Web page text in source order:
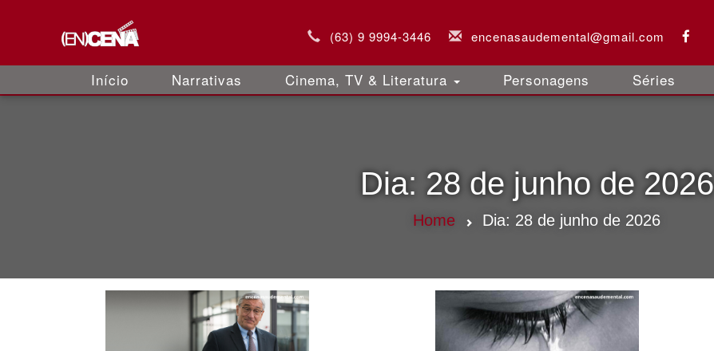
(63) 9 9994-3446 encenasaudemental@gmail.com
Início Narrativas Cinema, TV & Literatura Personagens Séries
Dia: 28 de junho de 2026
Home Dia: 28 de junho de 2026